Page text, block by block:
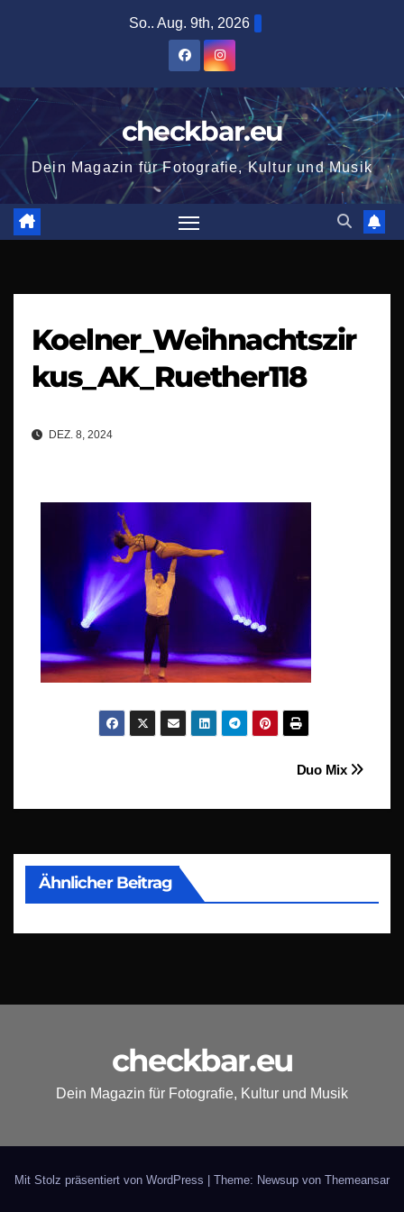
So.. Aug. 9th, 2026
checkbar.eu
Dein Magazin für Fotografie, Kultur und Musik
Koelner_Weihnachtszir
kus_AK_Ruether118
DEZ. 8, 2024
BeitragsnavigationDuo Mix
Ähnlicher Beitrag
checkbar.eu
Dein Magazin für Fotografie, Kultur und Musik
Mit Stolz präsentiert von WordPress | Theme: Newsup von Themeansar